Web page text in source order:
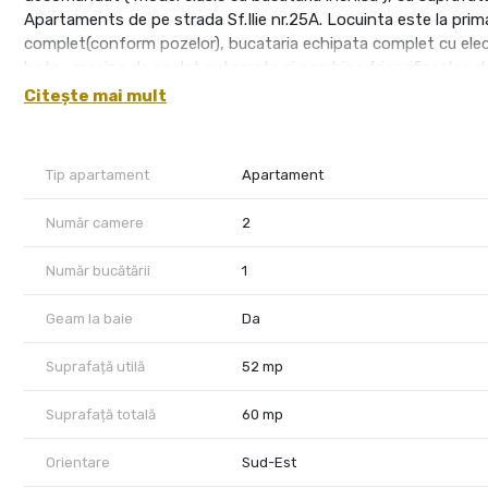
Apartaments de pe strada Sf.Ilie nr.25A. Locuinta este la
complet(conform pozelor), bucataria echipata complet cu
hota , masina de spalat automata si combina frigorifica+loc
dispun de numeroase spatii de depozitare. Locuinta are un
contractului si predarea cheilor ! Statia RATP ( linia 203
Citește mai mult
Tip apartament Apartament
Număr camere 2
Număr bucătării 1
Geam la baie Da
Suprafață utilă 52 mp
Suprafață totală 60 mp
Orientare Sud-Est